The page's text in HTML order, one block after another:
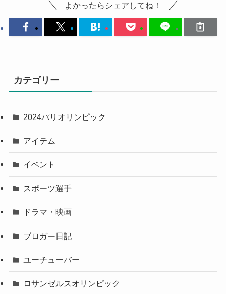
よかったらシェアしてね！
カテゴリー
2024パリオリンピック
アイテム
イベント
スポーツ選手
ドラマ・映画
ブロガー日記
ユーチューバー
ロサンゼルスオリンピック